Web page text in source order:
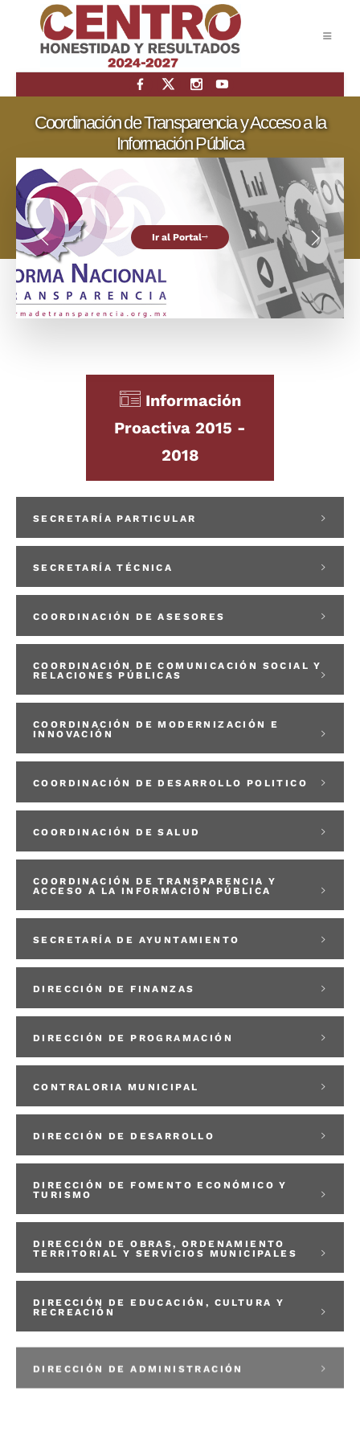
Coordinación de Transparencia y Acceso a la
Información Pública
Ir al Portal
Información
Proactiva 2015 -
2018
SECRETARÍA PARTICULAR
SECRETARÍA TÉCNICA
COORDINACIÓN DE ASESORES
COORDINACIÓN DE COMUNICACIÓN SOCIAL Y
RELACIONES PÚBLICAS
COORDINACIÓN DE MODERNIZACIÓN E
INNOVACIÓN
COORDINACIÓN DE DESARROLLO POLITICO
COORDINACIÓN DE SALUD
COORDINACIÓN DE TRANSPARENCIA Y
ACCESO A LA INFORMACIÓN PÚBLICA
SECRETARÍA DE AYUNTAMIENTO
DIRECCIÓN DE FINANZAS
DIRECCIÓN DE PROGRAMACIÓN
CONTRALORIA MUNICIPAL
DIRECCIÓN DE DESARROLLO
DIRECCIÓN DE FOMENTO ECONÓMICO Y
TURISMO
DIRECCIÓN DE OBRAS, ORDENAMIENTO
TERRITORIAL Y SERVICIOS MUNICIPALES
DIRECCIÓN DE EDUCACIÓN, CULTURA Y
RECREACIÓN
DIRECCIÓN DE ADMINISTRACIÓN